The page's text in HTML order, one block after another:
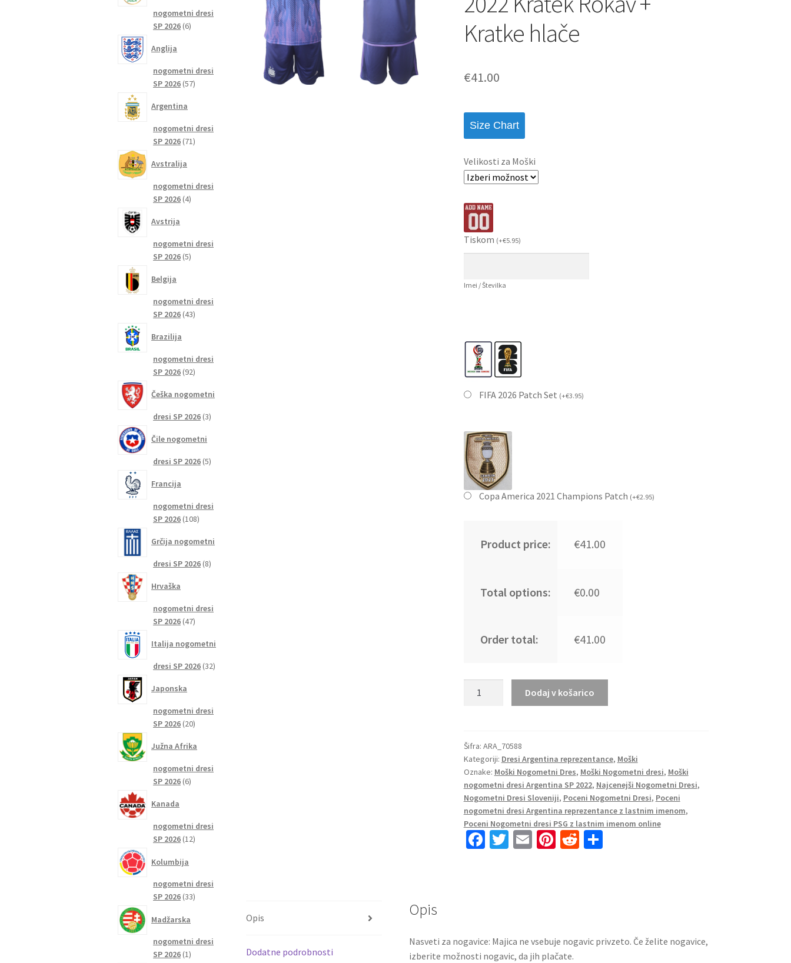
Kratke hlače
€41.00
Size Chart
Velikosti za Moški
Tiskom (+€5.95)
Imei / Številka
FIFA 2026 Patch Set (+€3.95)
Copa America 2021 Champions Patch (+€2.95)
Product price: €41.00
Total options: €0.00
Order total: €41.00
Gostujoči
SP
2022
Kratek
Rokav
+
Kratke
hlače
Dodaj v košarico
Šifra: ARA_70588
Kategoriji: Dresi Argentina reprezentance, Moški
Oznake: Moški Nogometni Dres, Moški Nogometni dresi, Moški
nogometni dresi Argentina SP 2022, Najcenejši Nogometni Dresi,
Nogometni Dresi Sloveniji, Poceni Nogometni Dresi, Poceni
nogometni dresi Argentina reprezentance z lastnim imenom,
Poceni Nogometni dresi PSG z lastnim imenom online
Fa
k
T E Pi R S
Opis
Dodatne podrobnosti
Opis
Nasveti za nogavice: Majica ne vsebuje nogavic privzeto. Če želite nogavice,
izberite možnosti nogavic, da jih plačate.
nogometni dresi
SP 2026 66
Anglija
nogometni dresi
SP 2026 5757
Argentina
nogometni dresi
SP 2026 7171
Avstralija
nogometni dresi
SP 2026 44
Avstrija
nogometni dresi
SP 2026 55
Belgija
nogometni dresi
SP 2026 4343
Brazilija
nogometni dresi
SP 2026 9292
Češka nogometni
dresi SP 2026 33
Čile nogometni
dresi SP 2026 55
Francija
nogometni dresi
SP 2026 108108
Grčija nogometni
dresi SP 2026 88
Hrvaška
nogometni dresi
SP 2026 4747
Italija nogometni
dresi SP 2026 3232
Japonska
nogometni dresi
SP 2026 2020
Južna Afrika
nogometni dresi
SP 2026 66
Kanada
nogometni dresi
SP 2026 1212
Kolumbija
nogometni dresi
SP 2026 3333
Madžarska
nogometni dresi
SP 2026 11